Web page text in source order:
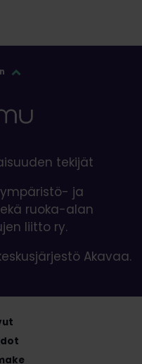
tekijät
ja
ruoka-alan
liitto ry.
Akavaa.